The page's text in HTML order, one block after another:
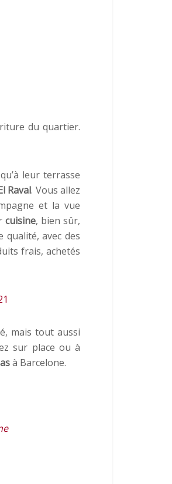
du quartier.
leur terrasse
Raval. Vous allez
et la vue
cuisine, bien sûr,
avec des
frais, achetés
mais tout aussi
sur place ou à
à Barcelone.